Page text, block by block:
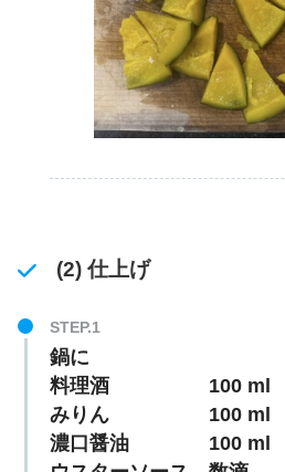
(2) 仕上げ
鍋に
料理酒 100 ml
みりん 100 ml
濃口醤油 100 ml